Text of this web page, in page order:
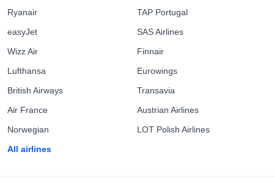
Ryanair
easyJet
Wizz Air
Lufthansa
British Airways
Air France
Norwegian
All airlines
TAP Portugal
SAS Airlines
Finnair
Eurowings
Transavia
Austrian Airlines
LOT Polish Airlines